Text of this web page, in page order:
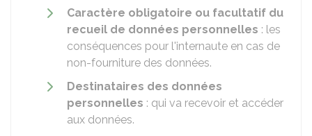
Caractère obligatoire ou facultatif du
recueil de données personnelles : les
conséquences pour l'internaute en cas de
non-fourniture des données.
Destinataires des données
personnelles : qui va recevoir et accéder
aux données.